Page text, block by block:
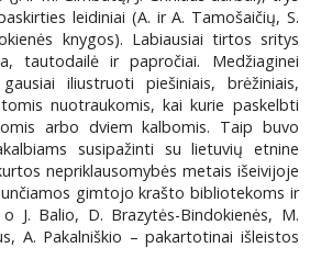
leidiniai (A. ir A. Tamošaičių, S.
knygos). Labiausiai tirtos sritys
tautodailė ir papročiai. Medžiaginei
iliustruoti piešiniais, brėžiniais,
nuotraukomis, kai kurie paskelbti
arbo dviem kalbomis. Taip buvo
susipažinti su lietuvių etnine
nepriklausomybės metais išeivijoje
gimtojo krašto bibliotekoms ir
J. Balio, D. Brazytės-Bindokienės, M.
A. Pakalniškio – pakartotinai išleistos